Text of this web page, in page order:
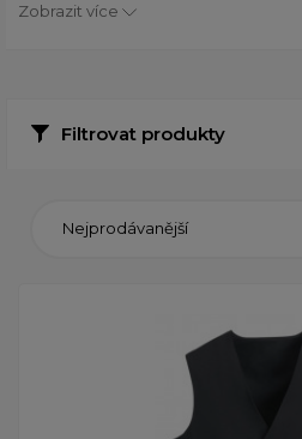
Zobrazit více
Filtrovat produkty
Nejprodávanější